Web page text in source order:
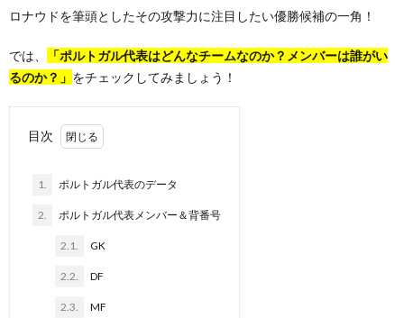
ロナウドを筆頭としたその攻撃力に注目したい優勝候補の一角！
では、
「ポルトガル代表はどんなチームなのか？メンバーは誰がい
るのか？」 をチェックしてみましょう！
目次
1. ポルトガル代表のデータ
2. ポルトガル代表メンバー＆背番号
2.1. GK
2.2. DF
2.3. MF